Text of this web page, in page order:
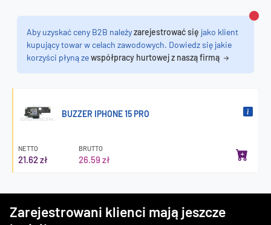
Aby uzyskać ceny B2B należyzarejestrować się jako klient
kupujący towar w celach zawodowych. Dowiedz się jakie
korzyści płyną zewspółpracy hurtowej z naszą firmą
BUZZER IPHONE 15 PRO
NETTO
21.62 zł
BRUTTO
26.59 zł
Zarejestrowani klienci mają jeszcze